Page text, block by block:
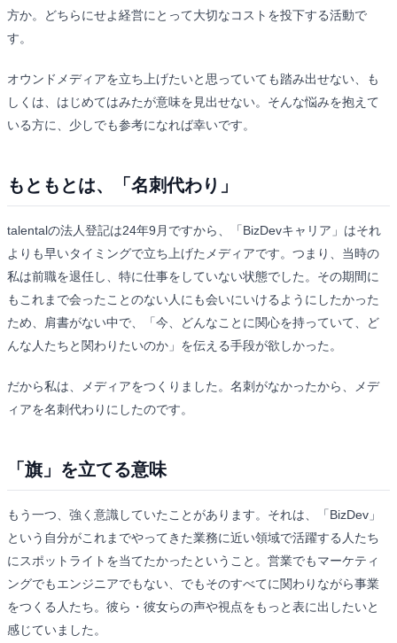
方か。どちらにせよ経営にとって大切なコストを投下する活動で
す。
オウンドメディアを立ち上げたいと思っていても踏み出せない、も
しくは、はじめてはみたが意味を見出せない。そんな悩みを抱えて
いる方に、少しでも参考になれば幸いです。
もともとは、「名刺代わり」
talentalの法人登記は24年9月ですから、「BizDevキャリア」はそれ
よりも早いタイミングで立ち上げたメディアです。つまり、当時の
私は前職を退任し、特に仕事をしていない状態でした。その期間に
もこれまで会ったことのない人にも会いにいけるようにしたかった
ため、肩書がない中で、「今、どんなことに関心を持っていて、ど
んな人たちと関わりたいのか」を伝える手段が欲しかった。
だから私は、メディアをつくりました。名刺がなかったから、メデ
ィアを名刺代わりにしたのです。
「旗」を立てる意味
もう一つ、強く意識していたことがあります。それは、「BizDev」
という自分がこれまでやってきた業務に近い領域で活躍する人たち
にスポットライトを当てたかったということ。営業でもマーケティ
ングでもエンジニアでもない、でもそのすべてに関わりながら事業
をつくる人たち。彼ら・彼女らの声や視点をもっと表に出したいと
感じていました。